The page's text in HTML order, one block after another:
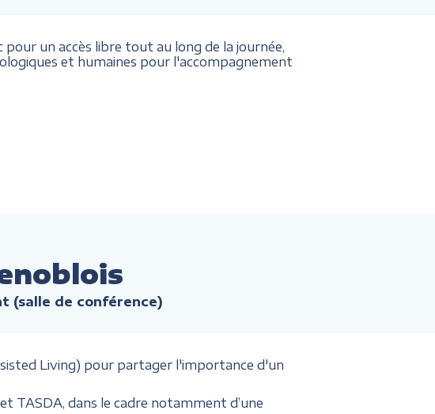
un accès libre tout au long de la journée,
et humaines pour l'accompagnement
(salle de conférence)
Living) pour partager l'importance d'un
TASDA, dans le cadre notamment d’une